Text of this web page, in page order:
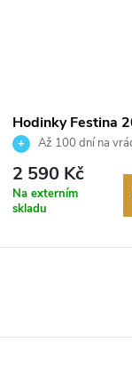
Hodinky Festina
Až 100 dní na
Autorizovaný prodejce.
2 590 Kč
Na externím
skladu